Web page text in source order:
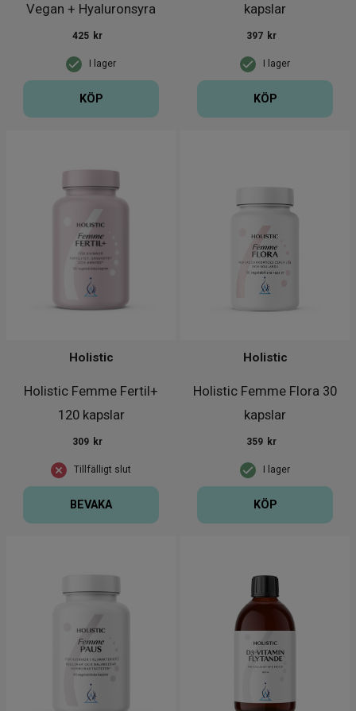
Vegan + Hyaluronsyra
150g
I lager
425 kr
KÖP
kapslar
I lager
397 kr
KÖP
Holistic Femme Fertil+
120 kapslar
Holistic
Tillfälligt slut
309 kr
BEVAKA
Holistic Femme Flora 30
kapslar
Holistic
I lager
359 kr
KÖP